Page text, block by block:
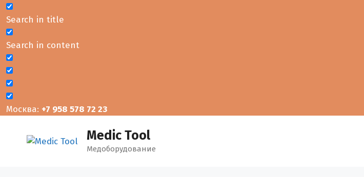
Search in title
Search in content
Москва: +7 958 578 72 23
Medic Tool
Медоборудование